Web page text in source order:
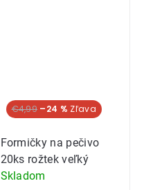
€4,99 –24 %
Formičky na pečivo
20ks rožtek veľký
Skladom